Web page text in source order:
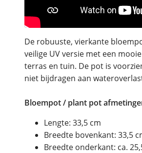
De robuuste, vierkante
veilige UV versie met een
terras en tuin. De pot is
niet bijdragen aan
Bloempot / plant pot
Lengte: 33,5 cm
Breedte bovenkant: 33,5
Breedte onderkant: ca.